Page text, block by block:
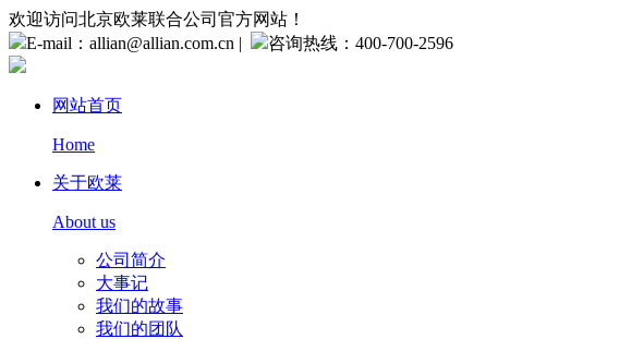
欢迎访问北京欧莱联合公司官方网站！
E-mail：allian@allian.com.cn | 咨询热线：400-700-2596
网站首页
Home
关于欧莱
About us
公司简介
大事记
我们的故事
我们的团队